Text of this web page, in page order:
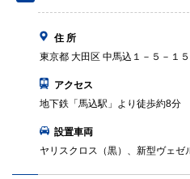
住 所
東京都 大田区 中馬込１－５－１５
アクセス
地下鉄「馬込駅」より徒歩約8分
設置車両
ヤリスクロス（黒）、新型ヴェゼ